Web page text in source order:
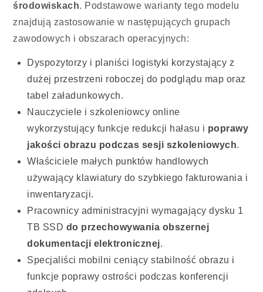
środowiskach. Podstawowe warianty tego modelu
znajdują zastosowanie w następujących grupach
zawodowych i obszarach operacyjnych:
Dyspozytorzy i planiści logistyki korzystający z
dużej przestrzeni roboczej do podglądu map oraz
tabel załadunkowych.
Nauczyciele i szkoleniowcy online
wykorzystujący funkcje redukcji hałasu i poprawy
jakości obrazu podczas sesji szkoleniowych.
Właściciele małych punktów handlowych
używający klawiatury do szybkiego fakturowania i
inwentaryzacji.
Pracownicy administracyjni wymagający dysku 1
TB SSD do przechowywania obszernej
dokumentacji elektronicznej.
Specjaliści mobilni ceniący stabilność obrazu i
funkcje poprawy ostrości podczas konferencji